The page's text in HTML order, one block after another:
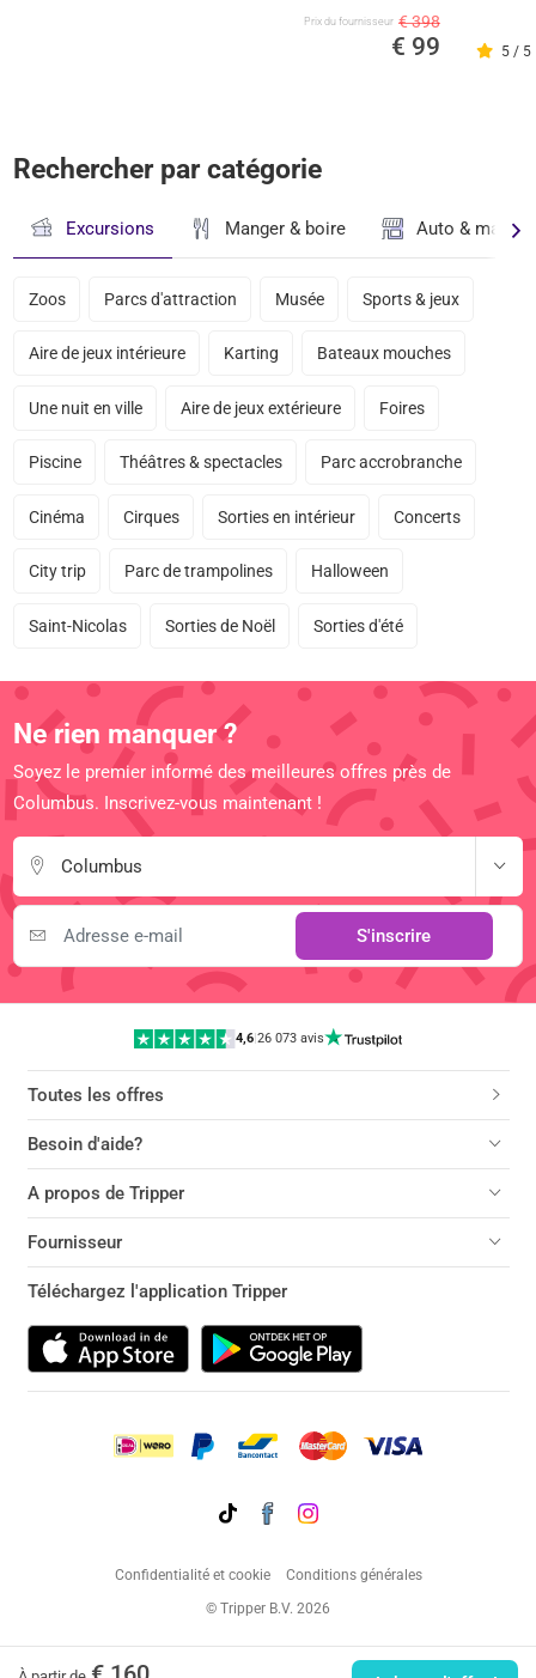
Prix ​​du fournisseur € 398
€ 99 5 / 5
Rechercher par catégorie
Excursions Manger & boire Auto &
Zoos Parcs d'attraction Musée Sports & jeux
Aire de jeux intérieure Karting Bateaux mouches
Une nuit en ville Aire de jeux extérieure Foires
Piscine Théâtres & spectacles Parc accrobranche
Cinéma Cirques Sorties en intérieur Concerts
City trip Parc de trampolines Halloween
Saint-Nicolas Sorties de Noël Sorties d'été
Ne rien manquer ?
Soyez le premier informé des meilleures offres près de
Columbus. Inscrivez-vous maintenant !
Columbus
S'inscrire
4,6|26 073 avis
Toutes les offres
Besoin d'aide?
A propos de Tripper
Fournisseur
Téléchargez l'application Tripper
Confidentialité et cookie
Conditions générales
© Tripper B.V. 2026